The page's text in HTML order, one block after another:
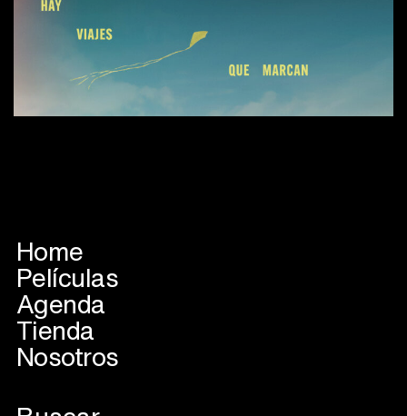
Home
Películas
Agenda
Tienda
Nosotros